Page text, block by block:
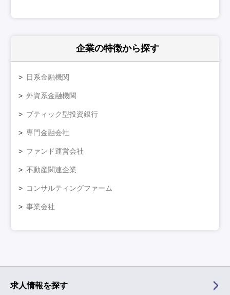
企業の特徴から探す
日系金融機関
外資系金融機関
ブティック型投資銀行
専門金融会社
ファンド運営会社
不動産関連企業
コンサルティングファーム
事業会社
求人情報を探す